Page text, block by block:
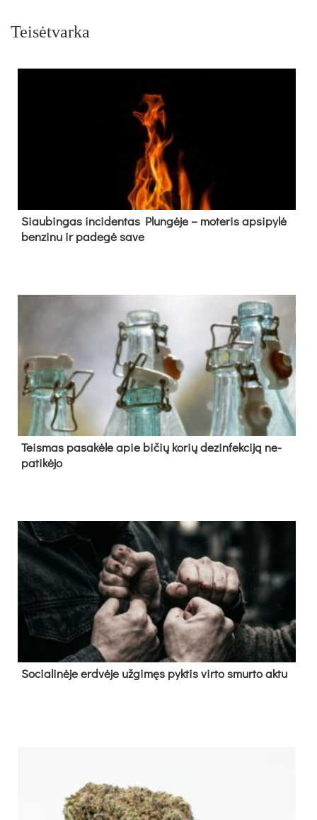
Teisėtvarka
Siau­bin­gas in­ci­den­tas Plun­gė­je – mo­te­ris ap­si­py­lė
ben­zi­nu ir pa­de­gė sa­ve
Teis­mas pa­sa­kė­le apie bi­čių ko­rių de­zin­fek­ci­ją ne­
pa­ti­kė­jo
So­cia­li­nė­je erd­vė­je už­gi­męs pyk­tis vir­to smur­to ak­tu